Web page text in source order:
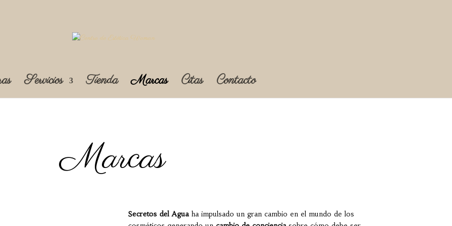
Servicios Tienda Marcas Citas Contacto
Marcas
Secretos del Aguaha impulsado un gran cambio en el mundo de los